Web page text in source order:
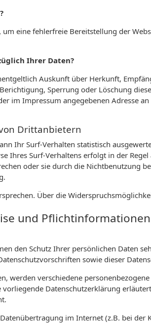
eine fehlerfreie Bereitstellung der
Ihrer Daten?
Auskunft über Herkunft,
Sperrung oder Löschung
im Impressum angegebenen Adresse
Drittanbietern
Ihr Surf-Verhalten statistisch
Ihres Surf-Verhaltens erfolgt in der
oder sie durch die Nichtbenutzung
Über die
und Pflichtinformationen
den Schutz Ihrer persönlichen Daten
sowie dieser
werden verschiedene
Datenschutzerklärung
im Internet (z.B. bei